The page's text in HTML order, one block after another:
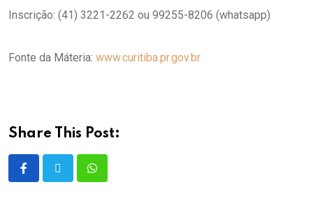
Inscrição: (41) 3221-2262 ou 99255-8206 (whatsapp)
Fonte da Máteria: www.curitiba.pr.gov.br
Share This Post: